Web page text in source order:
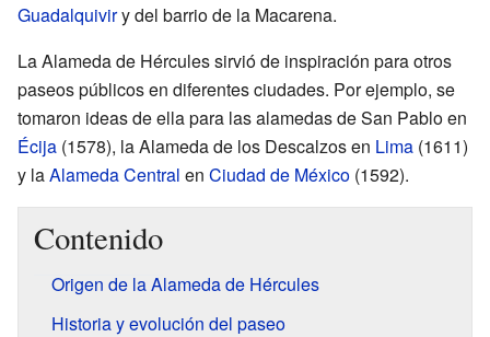
Guadalquiviry del barrio de la Macarena.
La Alameda de Hércules sirvió de inspiración para otros
paseos públicos en diferentes ciudades. Por ejemplo, se
tomaron ideas de ella para las alamedas de San Pablo en
Écija (1578), la Alameda de los Descalzos en Lima (1611)
y laAlameda Central en Ciudad de México (1592).
Contenido
Origen de la Alameda de Hércules
Historia y evolución del paseo